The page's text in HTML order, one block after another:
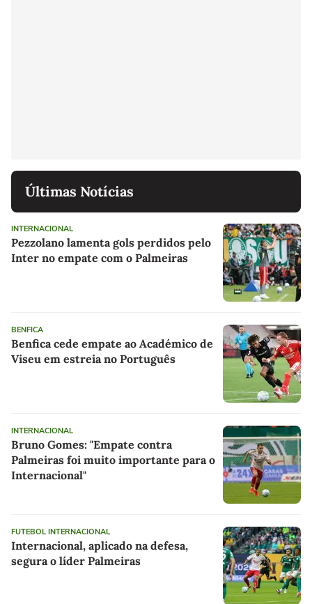
Últimas Notícias
INTERNACIONAL
Pezzolano lamenta gols perdidos pelo
Inter no empate com o Palmeiras
BENFICA
Benfica cede empate ao Académico de
Viseu em estreia no Português
INTERNACIONAL
Bruno Gomes: "Empate contra
Palmeiras foi muito importante para o
Internacional"
FUTEBOL INTERNACIONAL
Internacional, aplicado na defesa,
segura o líder Palmeiras